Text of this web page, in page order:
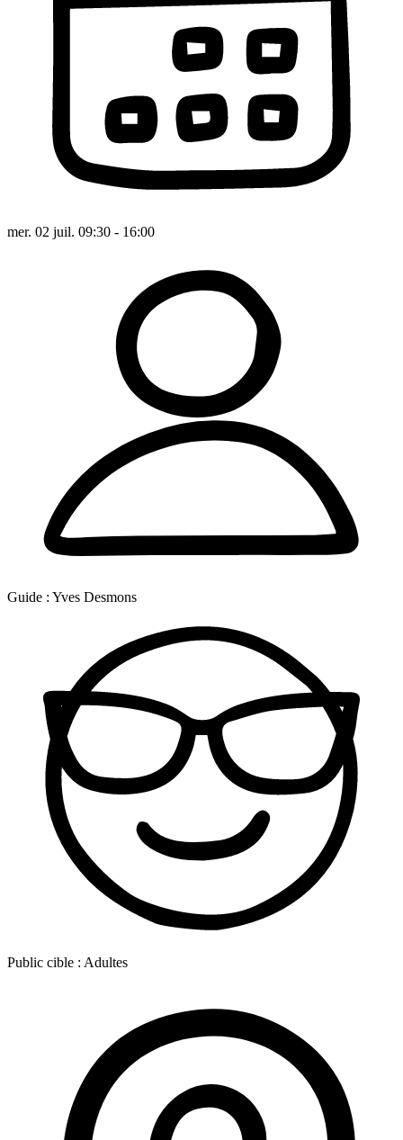
mer. 02 juil. 09:30 - 16:00
Guide : Yves Desmons
Public cible : Adultes